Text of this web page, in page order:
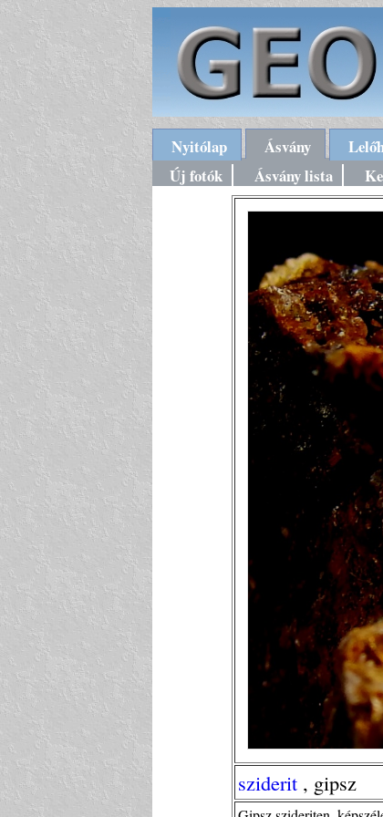
Nyitólap Ásvány
Új fotók
Ásvány lista
sziderit , gipsz